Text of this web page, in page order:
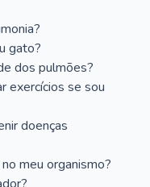
gato?
dos pulmões?
exercícios se sou
doenças
meu organismo?